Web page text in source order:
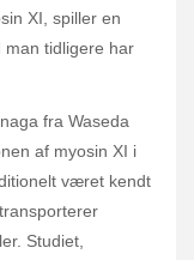
XI, spiller en
man tidligere har
fra Waseda
af myosin XI i
været kendt
Studiet,